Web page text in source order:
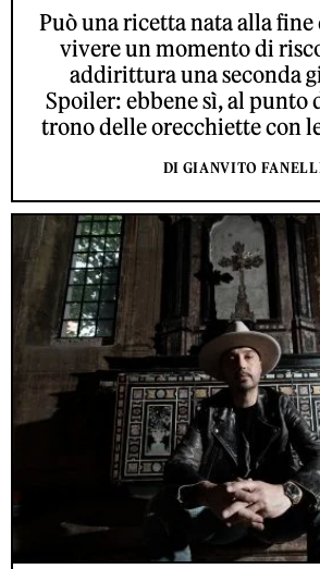
Può una ricetta nata alla fine
vivere un momento di
addirittura una seconda
Spoiler: ebbene sì, al punto
trono delle orecchiette con
DI GIANVITO